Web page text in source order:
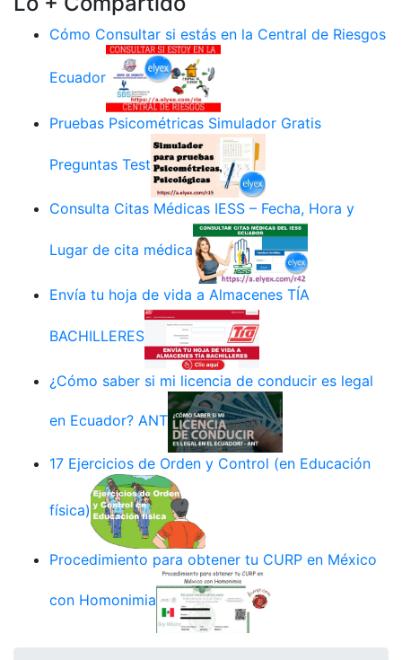
Cómo Consultar si estás en la Central de Riesgos
Ecuador
Pruebas Psicométricas Simulador Gratis
Preguntas Test
Consulta Citas Médicas IESS – Fecha, Hora y
Lugar de cita médica
Envía tu hoja de vida a Almacenes TÍA
BACHILLERES
¿Cómo saber si mi licencia de conducir es legal
en Ecuador? ANT
17 Ejercicios de Orden y Control (en Educación
física)
Procedimiento para obtener tu CURP en México
con Homonimia